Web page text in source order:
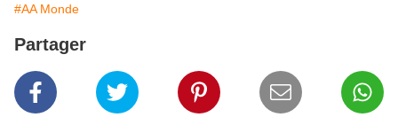
#AA Monde
Partager